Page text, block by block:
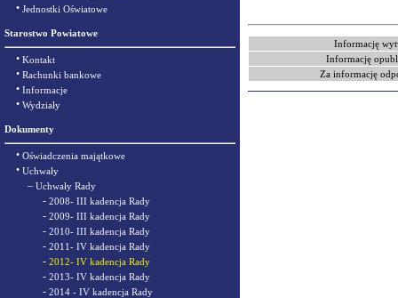
• Jednostki Oświatowe
Starostwo Powiatowe
• Kontakt
• Rachunki bankowe
• Informacje
• Wydziały
Dokumenty
• Oświadczenia majątkowe
• Uchwały
– Uchwały Rady
- 2008- III kadencja Rady
- 2009- III kadencja Rady
- 2010- III kadencja Rady
- 2011- IV kadencja Rady
- 2012- IV kadencja Rady
- 2013- IV kadencja Rady
- 2014 - IV kadencja Rady
Informację
Informację
Za informację